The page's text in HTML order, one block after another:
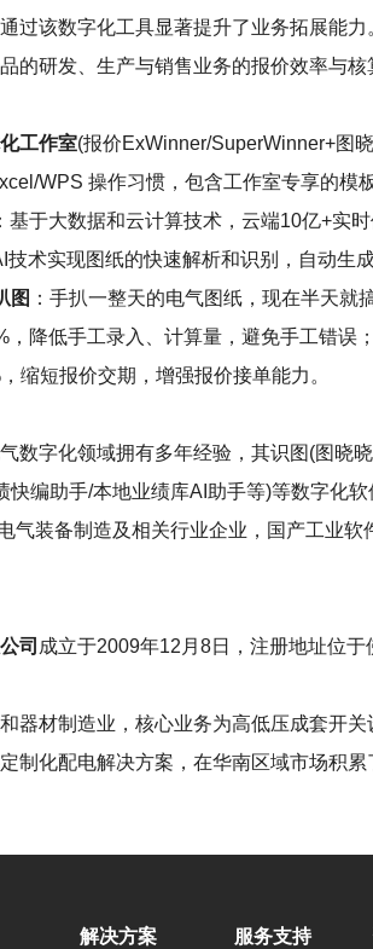
过该数字化工具显著提升了业务拓展能
的研发、生产与销售业务的报价效率与
工作室(报价ExWinner/SuperWinner+图
WPS 操作习惯，包含工作室专享的模
基于大数据和云计算技术，云端10亿+实
技术实现图纸的快速解析和识别，自动生
图 ：手扒一整天的电气图纸，现在半天
，降低手工录入、计算量，避免手工错误；
缩短报价交期，增强报价接单能力。
数字化领域拥有多年经验，其识图(图晓
快编助手/本地业绩库AI助手等)等数字化
气装备制造及相关行业企业，国产工业软
司 成立于2009年12月8日，注册地址位于
器材制造业，核心业务为高低压成套开
制化配电解决方案，在华南区域市场积累
解决方案 服务支持